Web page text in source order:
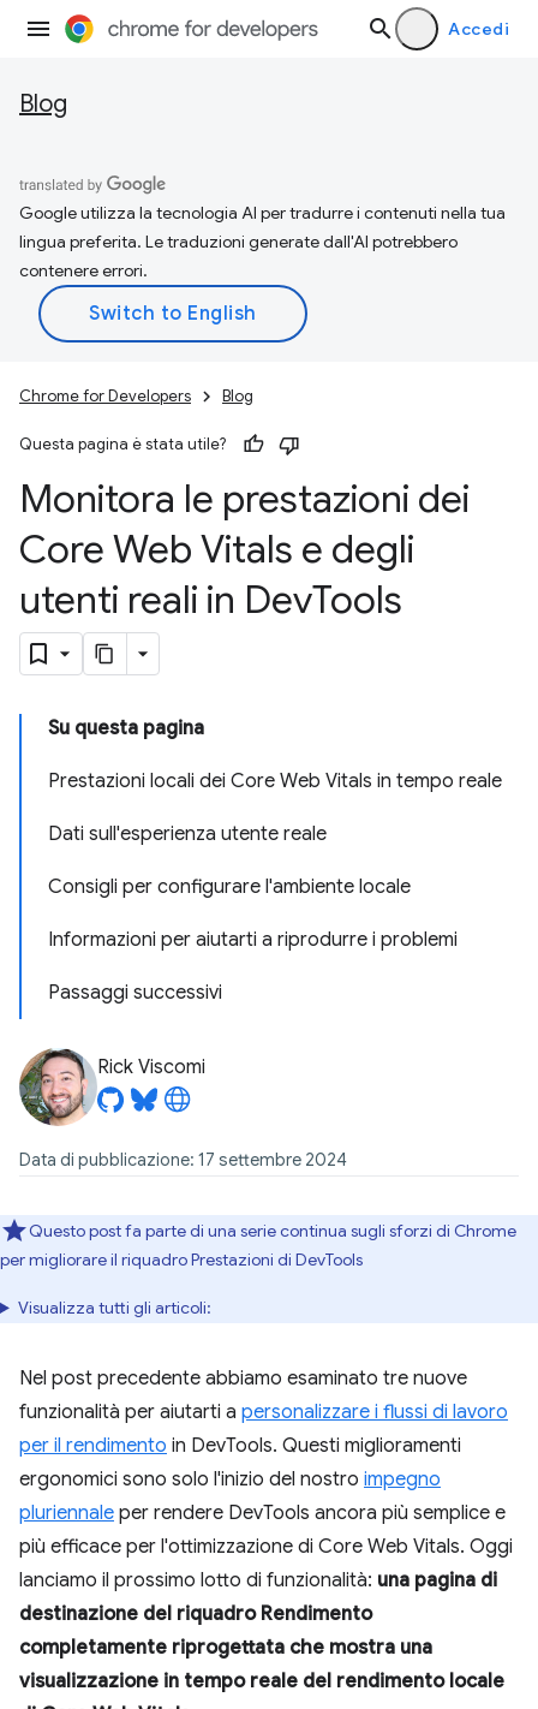
Accedi
Blog
Google utilizza la tecnologia AI per tradurre i contenuti nella tua
lingua preferita. Le traduzioni generate dall'AI potrebbero
contenere errori.
Chrome for Developers Blog
Questa pagina è stata utile?
Monitora le prestazioni dei
Core Web Vitals e degli
utenti reali in DevTools
Su questa pagina
Prestazioni locali dei Core Web Vitals in tempo reale
Dati sull'esperienza utente reale
Consigli per configurare l'ambiente locale
Informazioni per aiutarti a riprodurre i problemi
Passaggi successivi
Rick Viscomi
Data di pubblicazione: 17 settembre 2024
Questo post fa parte di una serie continua sugli sforzi di Chrome
per migliorare il riquadro Prestazioni di DevTools
Visualizza tutti gli articoli:
Nel post precedente abbiamo esaminato tre nuove
funzionalità per aiutarti a personalizzare i flussi di lavoro
per il rendimento in DevTools. Questi miglioramenti
ergonomici sono solo l'inizio del nostro impegno
pluriennale per rendere DevTools ancora più semplice e
più efficace per l'ottimizzazione di Core Web Vitals. Oggi
lanciamo il prossimo lotto di funzionalità: una pagina di
destinazione del riquadro Rendimento
completamente riprogettata che mostra una
visualizzazione in tempo reale del rendimento locale